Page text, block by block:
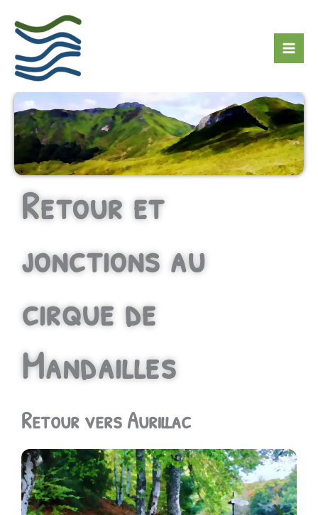
contenu
Retour et
jonctions au
cirque de
Mandailles
Retour vers Aurillac